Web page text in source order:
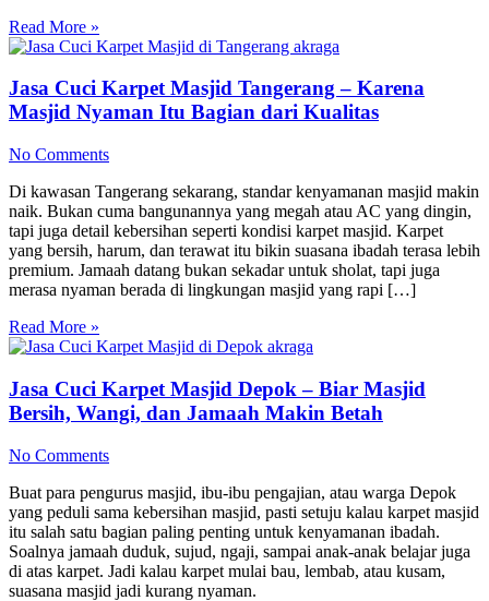
Read More »
Jasa Cuci Karpet Masjid Tangerang – Karena
Masjid Nyaman Itu Bagian dari Kualitas
No Comments
Di kawasan Tangerang sekarang, standar kenyamanan masjid makin
naik. Bukan cuma bangunannya yang megah atau AC yang dingin,
tapi juga detail kebersihan seperti kondisi karpet masjid. Karpet
yang bersih, harum, dan terawat itu bikin suasana ibadah terasa lebih
premium. Jamaah datang bukan sekadar untuk sholat, tapi juga
merasa nyaman berada di lingkungan masjid yang rapi […]
Read More »
Jasa Cuci Karpet Masjid Depok – Biar Masjid
Bersih, Wangi, dan Jamaah Makin Betah
No Comments
Buat para pengurus masjid, ibu-ibu pengajian, atau warga Depok
yang peduli sama kebersihan masjid, pasti setuju kalau karpet masjid
itu salah satu bagian paling penting untuk kenyamanan ibadah.
Soalnya jamaah duduk, sujud, ngaji, sampai anak-anak belajar juga
di atas karpet. Jadi kalau karpet mulai bau, lembab, atau kusam,
suasana masjid jadi kurang nyaman.